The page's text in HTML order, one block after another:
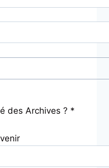
des Archives ? *